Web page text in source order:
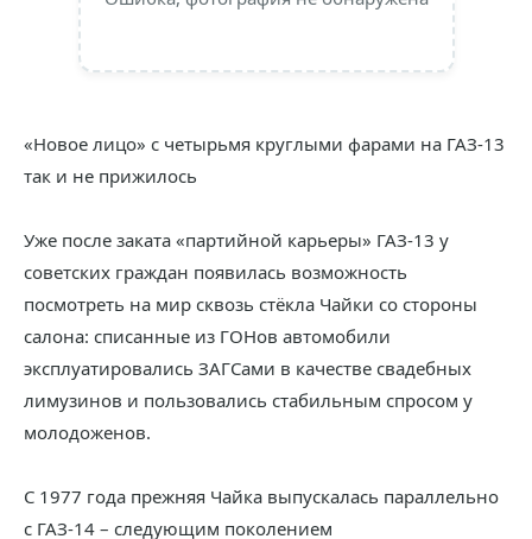
«Новое лицо» с четырьмя круглыми фарами на ГАЗ-13
так и не прижилось
Уже после заката «партийной карьеры» ГАЗ-13 у
советских граждан появилась возможность
посмотреть на мир сквозь стёкла Чайки со стороны
салона: списанные из ГОНов автомобили
эксплуатировались ЗАГСами в качестве свадебных
лимузинов и пользовались стабильным спросом у
молодоженов.
С 1977 года прежняя Чайка выпускалась параллельно
с ГАЗ-14 – следующим поколением